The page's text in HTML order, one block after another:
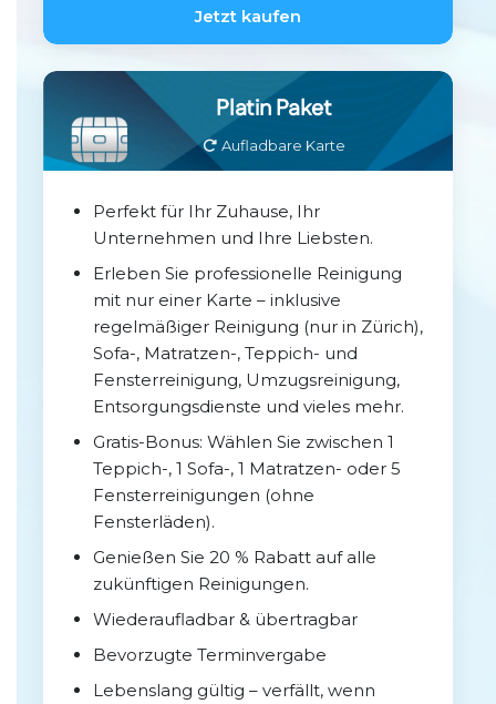
Jetzt kaufen
Platin Paket
Aufladbare Karte
Perfekt für Ihr Zuhause, Ihr
Unternehmen und Ihre Liebsten.
Erleben Sie professionelle Reinigung
mit nur einer Karte – inklusive
regelmäßiger Reinigung (nur in Zürich),
Sofa-, Matratzen-, Teppich- und
Fensterreinigung, Umzugsreinigung,
Entsorgungsdienste und vieles mehr.
Gratis-Bonus: Wählen Sie zwischen 1
Teppich-, 1 Sofa-, 1 Matratzen- oder 5
Fensterreinigungen (ohne
Fensterläden).
Genießen Sie 20 % Rabatt auf alle
zukünftigen Reinigungen.
Wiederaufladbar & übertragbar
Bevorzugte Terminvergabe
Lebenslang gültig – verfällt, wenn